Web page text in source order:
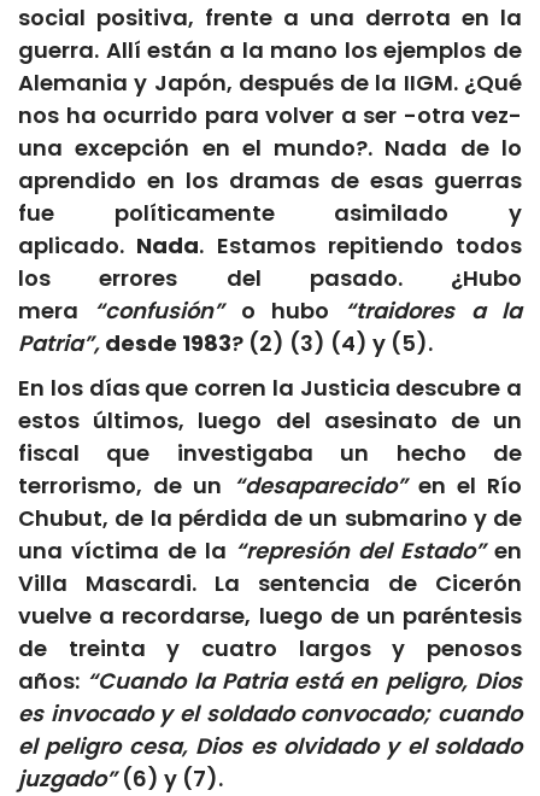
social positiva, frente a una derrota en la
guerra. Allí están a la mano los ejemplos de
Alemania y Japón, después de la IIGM. ¿Qué
nos ha ocurrido para volver a ser -otra vez-
una excepción en el mundo?. Nada de lo
aprendido en los dramas de esas guerras
fue políticamente asimilado y
aplicado. Nada. Estamos repitiendo todos
los errores del pasado. ¿Hubo
mera “confusión”o hubo “traidores a la
Patria”, desde 1983? (2) (3) (4) y (5).
En los días que corren la Justicia descubre a
estos últimos, luego del asesinato de un
fiscal que investigaba un hecho de
terrorismo, de un “desaparecido”en el Río
Chubut, de la pérdida de un submarino y de
una víctima de la “represión del Estado”en
Villa Mascardi. La sentencia de Cicerón
vuelve a recordarse, luego de un paréntesis
de treinta y cuatro largos y penosos
años: “Cuando la Patria está en peligro, Dios
es invocado y el soldado convocado; cuando
el peligro cesa, Dios es olvidado y el soldado
juzgado”(6) y (7).